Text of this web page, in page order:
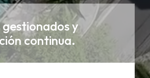
gestionados y
continua.